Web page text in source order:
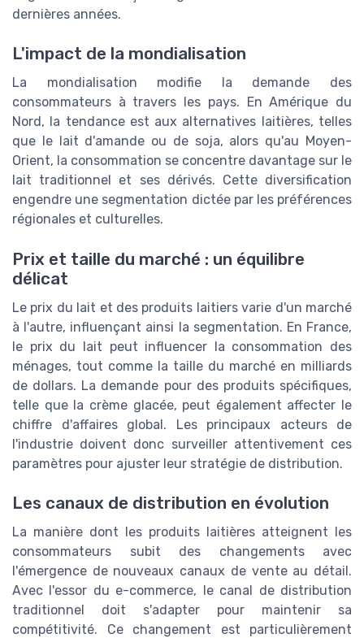
dernières années.
L'impact de la mondialisation
La mondialisation modifie la demande des
consommateurs à travers les pays. En Amérique du
Nord, la tendance est aux alternatives laitières, telles
que le lait d'amande ou de soja, alors qu'au Moyen-
Orient, la consommation se concentre davantage sur le
lait traditionnel et ses dérivés. Cette diversification
engendre une segmentation dictée par les préférences
régionales et culturelles.
Prix et taille du marché : un équilibre
délicat
Le prix du lait et des produits laitiers varie d'un marché
à l'autre, influençant ainsi la segmentation. En France,
le prix du lait peut influencer la consommation des
ménages, tout comme la taille du marché en milliards
de dollars. La demande pour des produits spécifiques,
telle que la crème glacée, peut également affecter le
chiffre d'affaires global. Les principaux acteurs de
l'industrie doivent donc surveiller attentivement ces
paramètres pour ajuster leur stratégie de distribution.
Les canaux de distribution en évolution
La manière dont les produits laitières atteignent les
consommateurs subit des changements avec
l'émergence de nouveaux canaux de vente au détail.
Avec l'essor du e-commerce, le canal de distribution
traditionnel doit s'adapter pour maintenir sa
compétitivité. Ce changement est particulièrement